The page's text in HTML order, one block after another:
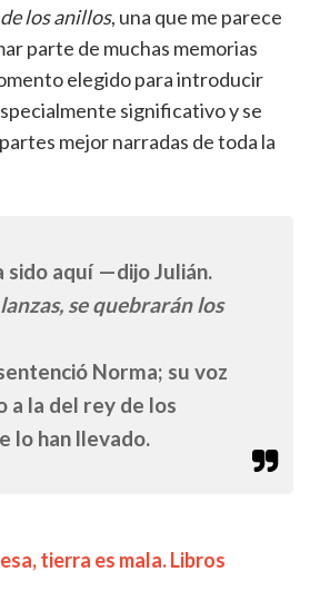
los anillos, una que me parece
parte de muchas memorias
elegido para introducir
significativo y se
mejor narradas de toda la
sido aquí —dijo Julián.
se quebrarán los
Norma; su voz
a la del rey de los
lo han llevado.